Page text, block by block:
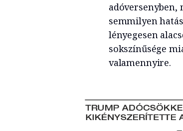
adóversenyben,
semmilyen
lényegesen
sokszínűsége
valamennyire.